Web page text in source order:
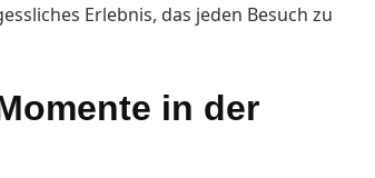
Erlebnis, das jeden Besuch zu
in der